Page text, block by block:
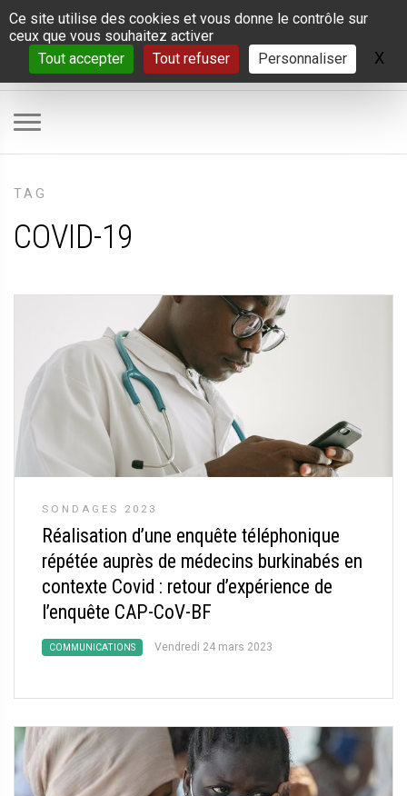
Panneau de gestion des cookies
Ce site utilise des cookies et vous donne le contrôle sur
ceux que vous souhaitez activer
Tout accepter
Tout refuser Personnaliser X
TAG
COVID-19
SONDAGES 2023
Réalisation d’une enquête téléphonique
répétée auprès de médecins burkinabés en
contexte Covid : retour d’expérience de
l’enquête CAP-CoV-BF
COMMUNICATIONS Vendredi 24 mars 2023